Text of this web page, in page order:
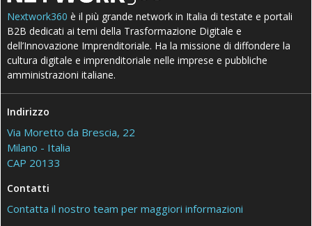
Nextwork360 è il più grande network in Italia di testate e portali
B2B dedicati ai temi della Trasformazione Digitale e
dell’Innovazione Imprenditoriale. Ha la missione di diffondere la
cultura digitale e imprenditoriale nelle imprese e pubbliche
amministrazioni italiane.
Indirizzo
Via Moretto da Brescia, 22
Milano - Italia
CAP 20133
Contatti
Contatta il nostro team per maggiori informazioni